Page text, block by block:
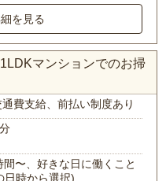
を見る
マンションでのお掃
通費支給、前払い制度あり
〜、好きな日に働くこと
日時から選択)